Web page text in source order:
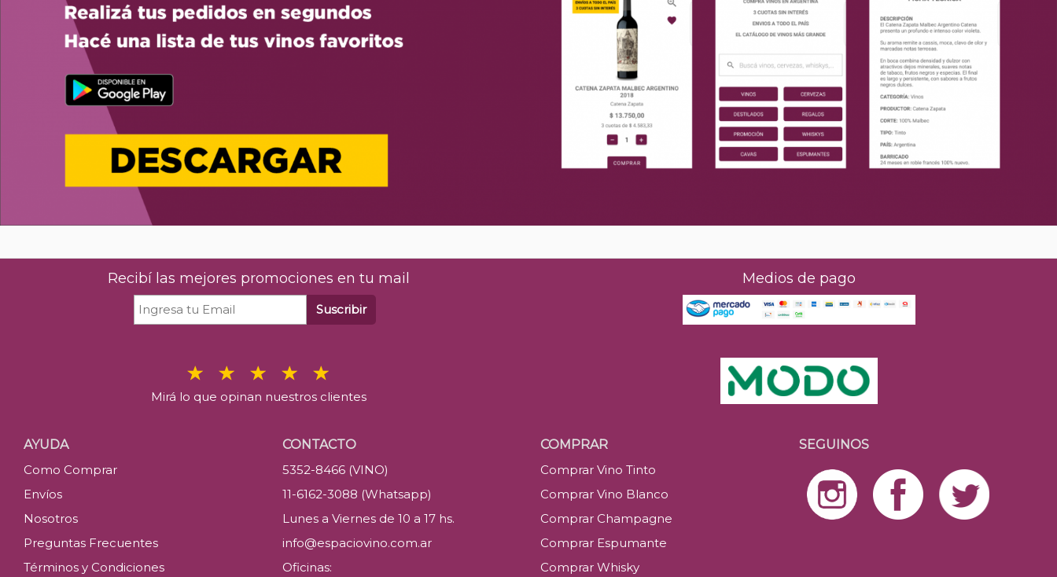
Recibí las mejores promociones en tu mail
Suscribir
Mirá lo que opinan nuestros clientes
Medios de pago
AYUDA
Como Comprar
Envíos
Nosotros
Preguntas Frecuentes
Términos y Condiciones
CONTACTO
5352-8466 (VINO)
11-6162-3088 (Whatsapp)
Lunes a Viernes de 10 a 17 hs.
info@espaciovino.com.ar
Oficinas:
COMPRAR
Comprar Vino Tinto
Comprar Vino Blanco
Comprar Champagne
Comprar Espumante
Comprar Whisky
SEGUINOS